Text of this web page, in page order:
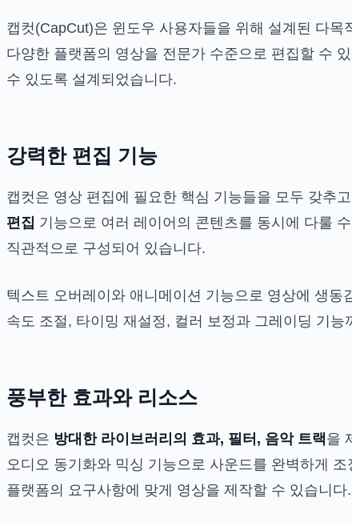
캡컷(CapCut)은 윈도우 사용자들을 위해 설계된 다
다양한 플랫폼의 영상을 전문가 수준으로 편집할 수
수 있도록 설계되었습니다.
강력한 편집 기능
캡컷은 영상 편집에 필요한 핵심 기능들을 모두 갖추
편집 기능으로 여러 레이어의 콘텐츠를 동시에 다룰
직관적으로 구성되어 있습니다.
텍스트 오버레이와 애니메이션 기능으로 영상에 생
속도 조절, 타이밍 재설정, 컬러 보정과 그레이딩 기
풍부한 효과와 리소스
캡컷은 방대한 라이브러리의 효과, 필터, 음악 트랙을
오디오 동기화와 믹싱 기능으로 사운드를 완벽하게
플랫폼의 요구사항에 맞게 영상을 제작할 수 있습니다.